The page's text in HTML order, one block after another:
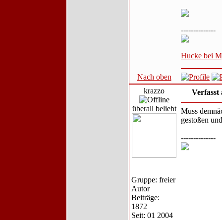
--------------
Hucke bei
Nach oben
krazzo
überall beliebt
Gruppe: freier
Autor
Beiträge:
1872
Seit: 01 2004
Verfasst
Muss
gestoßen
--------------